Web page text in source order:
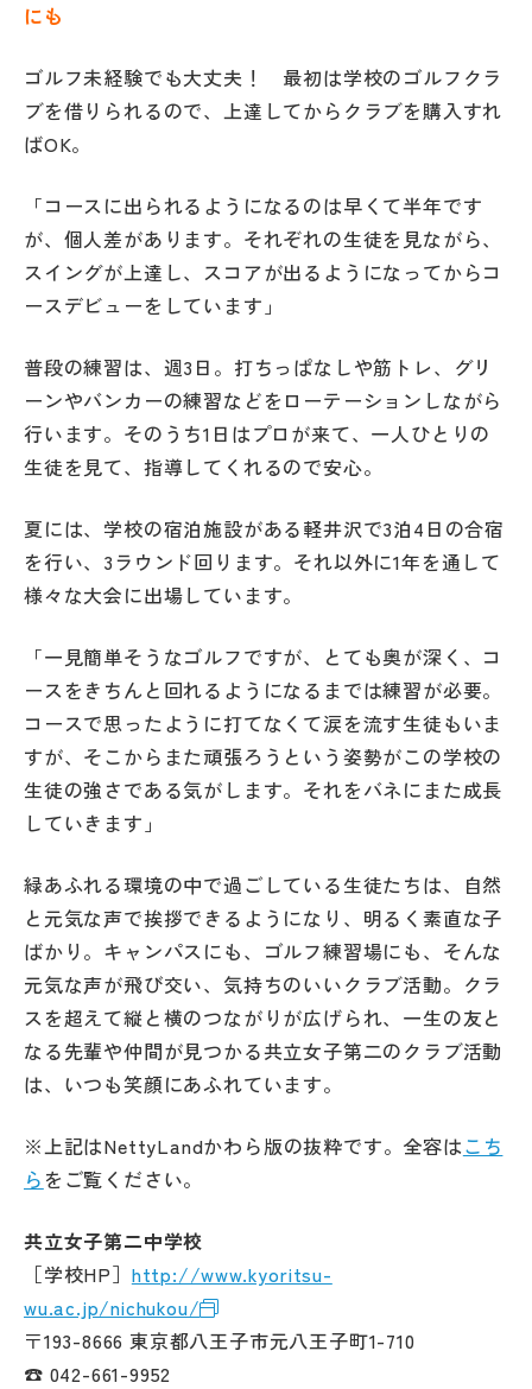
にも
ゴルフ未経験でも大丈夫！ 最初は学校のゴルフクラ
ブを借りられるので、上達してからクラブを購入すれ
ばOK。
「コースに出られるようになるのは早くて半年です
が、個人差があります。それぞれの生徒を見ながら、
スイングが上達し、スコアが出るようになってからコ
ースデビューをしています」
普段の練習は、週3日。打ちっぱなしや筋トレ、グリ
ーンやバンカーの練習などをローテーションしながら
行います。そのうち1日はプロが来て、一人ひとりの
生徒を見て、指導してくれるので安心。
夏には、学校の宿泊施設がある軽井沢で3泊4日の合宿
を行い、3ラウンド回ります。それ以外に1年を通して
様々な大会に出場しています。
「一見簡単そうなゴルフですが、とても奥が深く、コ
ースをきちんと回れるようになるまでは練習が必要。
コースで思ったように打てなくて涙を流す生徒もいま
すが、そこからまた頑張ろうという姿勢がこの学校の
生徒の強さである気がします。それをバネにまた成長
していきます」
緑あふれる環境の中で過ごしている生徒たちは、自然
と元気な声で挨拶できるようになり、明るく素直な子
ばかり。キャンパスにも、ゴルフ練習場にも、そんな
元気な声が飛び交い、気持ちのいいクラブ活動。クラ
スを超えて縦と横のつながりが広げられ、一生の友と
なる先輩や仲間が見つかる共立女子第二のクラブ活動
は、いつも笑顔にあふれています。
※上記はNettyLandかわら版の抜粋です。全容はこち
ら をご覧ください。
共立女子第二中学校
［学校HP］ http://www.kyoritsu-
wu.ac.jp/nichukou/
〒193-8666 東京都八王子市元八王子町1-710
☎ 042-661-9952